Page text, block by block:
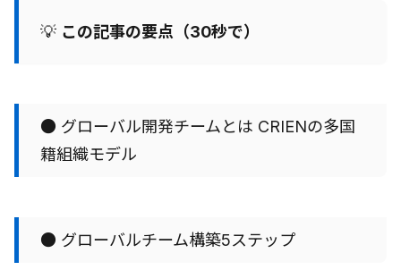
💡 この記事の要点（30秒で）
● グローバル開発チームとは CRIENの多国
籍組織モデル
● グローバルチーム構築5ステップ